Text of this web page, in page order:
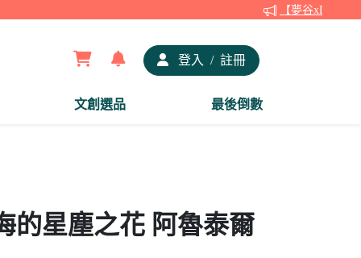
【夢谷
登入 / 註冊
文創選品 最後倒數
的星塵之花 阿魯泰爾